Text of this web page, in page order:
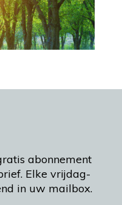
abonnement
Elke vrijdag-
in uw mailbox.